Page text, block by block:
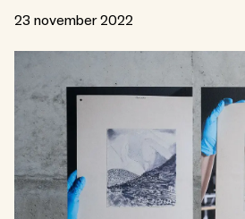
23 november 2022